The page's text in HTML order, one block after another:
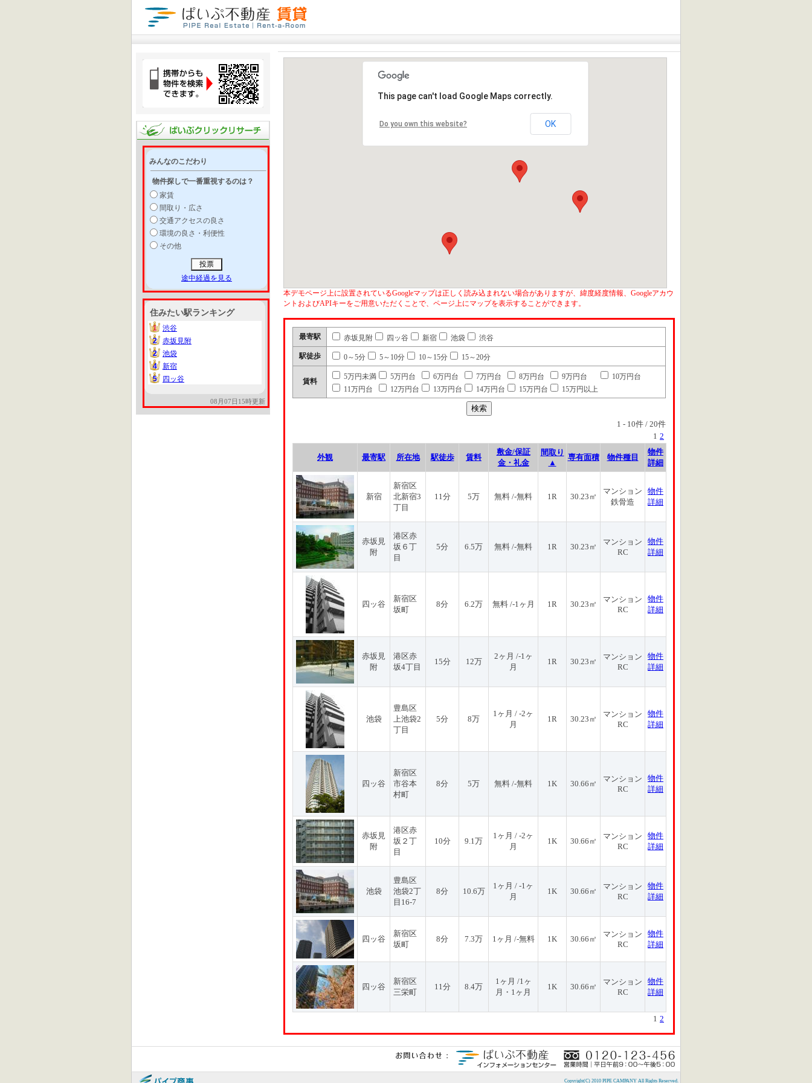
みんなのこだわり
物件探しで一番重視するのは？
家賃
間取り・広さ
交通アクセスの良さ
環境の良さ・利便性
その他
途中経過を見る
住みたい駅ランキング
1
1
渋谷
2
2
赤坂見附
2
2
池袋
4
4
新宿
5
5 四ッ谷
08月07日15時更新
This page can't load Google Maps correctly.
Do you own this website? OK
本デモページ上に設置されているGoogleマップは正しく読み込まれない場合がありますが、緯度経度情報、Googleアカウ
ントおよびAPIキーをご用意いただくことで、ページ上にマップを表示することができます。
最寄駅 赤坂見附 四ッ谷 新宿 池袋 渋谷
駅徒歩 0～5分 5～10分 10～15分 15～20分
賃料
5万円未満 5万円台 6万円台 7万円台 8万円台 9万円台
10万円台
11万円台
12万円台 13万円台 14万円台 15万円台 15万円以上
1 - 10件 / 20件
1 2
外観 最寄駅 所在地 駅徒歩 賃料
敷金/保証
金・礼金
間取り
▲
専有面積 物件種目
物件
詳細
新宿
新宿区
北新宿3
丁目
11分 5万 無料 /-無料 1R 30.23㎡
マンション
鉄骨造
物件
詳細
赤坂見
附
港区赤
坂６丁
目
5分 6.5万 無料 /-無料 1R 30.23㎡
マンション
RC
物件
詳細
四ッ谷
新宿区
坂町
8分 6.2万 無料 /-1ヶ月 1R 30.23㎡
マンション
RC
物件
詳細
赤坂見
附
港区赤
坂4丁目
15分 12万
2ヶ月 /-1ヶ
月
1R 30.23㎡
マンション
RC
物件
詳細
池袋
豊島区
上池袋2
丁目
5分 8万
1ヶ月 / -2ヶ
月
1R 30.23㎡
マンション
RC
物件
詳細
四ッ谷
新宿区
市谷本
村町
8分 5万 無料 /-無料 1K 30.66㎡
マンション
RC
物件
詳細
赤坂見
附
港区赤
坂２丁
目
10分 9.1万
1ヶ月 / -2ヶ
月
1K 30.66㎡
マンション
RC
物件
詳細
池袋
豊島区
池袋2丁
目16-7
8分 10.6万
1ヶ月 / -1ヶ
月
1K 30.66㎡
マンション
RC
物件
詳細
四ッ谷
新宿区
坂町
8分 7.3万 1ヶ月 /-無料 1K 30.66㎡
マンション
RC
物件
詳細
四ッ谷
新宿区
三栄町
11分 8.4万
1ヶ月 /1ヶ
月・1ヶ月
1K 30.66㎡
マンション
RC
物件
詳細
1 2
Copyright(C) 2010 PIPE CAMPANY All Rights Reserved.